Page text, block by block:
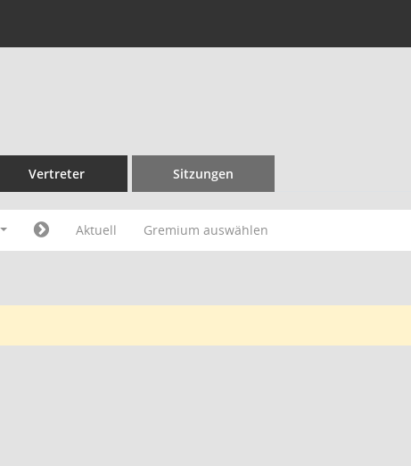
Vertreter Sitzungen
Aktuell Gremium auswählen